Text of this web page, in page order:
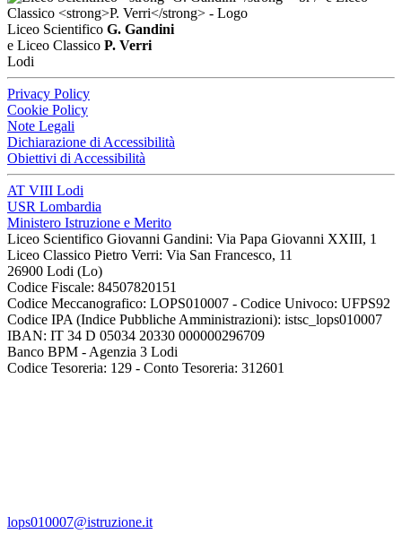
Liceo Scientifico G. Gandini
e Liceo Classico P. Verri
Lodi
Privacy Policy
Cookie Policy
Note Legali
Dichiarazione di Accessibilità
Obiettivi di Accessibilità
AT VIII Lodi
USR Lombardia
Ministero Istruzione e Merito
Liceo Scientifico Giovanni Gandini: Via Papa Giovanni XXIII, 1
Liceo Classico Pietro Verri: Via San Francesco, 11
26900 Lodi (Lo)
Codice Fiscale: 84507820151
Codice Meccanografico: LOPS010007 - Codice Univoco: UFPS92
Codice IPA (Indice Pubbliche Amministrazioni): istsc_lops010007
IBAN: IT 34 D 05034 20330 000000296709
Banco BPM - Agenzia 3 Lodi
Codice Tesoreria: 129 - Conto Tesoreria: 312601
lops010007@istruzione.it